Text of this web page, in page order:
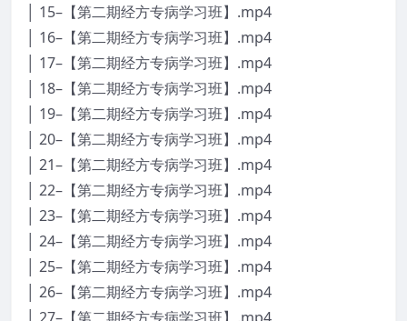
│ 15–【第二期经方专病学习班】.mp4
│ 16–【第二期经方专病学习班】.mp4
│ 17–【第二期经方专病学习班】.mp4
│ 18–【第二期经方专病学习班】.mp4
│ 19–【第二期经方专病学习班】.mp4
│ 20–【第二期经方专病学习班】.mp4
│ 21–【第二期经方专病学习班】.mp4
│ 22–【第二期经方专病学习班】.mp4
│ 23–【第二期经方专病学习班】.mp4
│ 24–【第二期经方专病学习班】.mp4
│ 25–【第二期经方专病学习班】.mp4
│ 26–【第二期经方专病学习班】.mp4